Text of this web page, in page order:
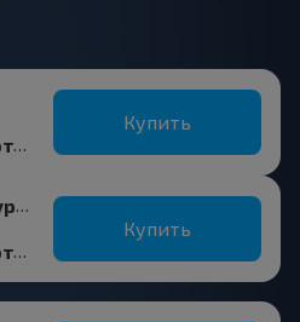
Широкое, поворот, Буда-Кошелевский р-н ГОМЕЛЬСКАЯ ОБЛ.
Купить
Электроаппаратура, ГОМЕЛЬ ГОМЕЛЬСКАЯ ОБЛ. Беларусь
Широкое, поворот, Буда-Кошелевский р-н ГОМЕЛЬСКАЯ ОБЛ.
Купить